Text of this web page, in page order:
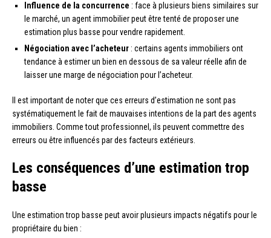
Influence de la concurrence : face à plusieurs biens similaires sur
le marché, un agent immobilier peut être tenté de proposer une
estimation plus basse pour vendre rapidement.
Négociation avec l’acheteur : certains agents immobiliers ont
tendance à estimer un bien en dessous de sa valeur réelle afin de
laisser une marge de négociation pour l’acheteur.
Il est important de noter que ces erreurs d’estimation ne sont pas
systématiquement le fait de mauvaises intentions de la part des agents
immobiliers. Comme tout professionnel, ils peuvent commettre des
erreurs ou être influencés par des facteurs extérieurs.
Les conséquences d’une estimation trop
basse
Une estimation trop basse peut avoir plusieurs impacts négatifs pour le
propriétaire du bien :